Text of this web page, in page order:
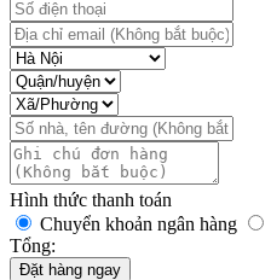
Hình thức thanh toán
Chuyển khoản ngân hàng
Tổng:
Đặt hàng ngay